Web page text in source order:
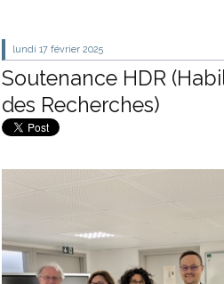
lundi 17 février 2025
Soutenance HDR
des Recherches)